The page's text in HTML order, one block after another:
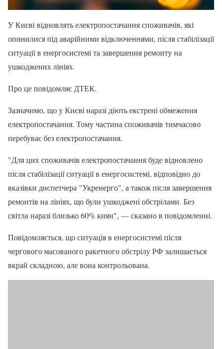
У Києві відновлять електропостачання споживачів, які
опинилися під аварійними відключеннями, після стабілізації
ситуації в енергосистемі та завершення ремонту на
ушкоджених лініях.
Про це повідомляє ДТЕК.
Зазначимо, що у Києві наразі діють екстрені обмеження
електропостачання. Тому частина споживачів тимчасово
перебуває без електропостачання.
"Для цих споживачів електропостачання буде відновлено
після стабілізації ситуації в енергосистемі, відповідно до
вказівки диспетчера "Укренерго", а також після завершення
ремонтів на лініях, що були ушкоджені обстрілами. Без
світла наразі близько 60% киян", — сказано в повідомленні.
Повідомляється, що ситуація в енергосистемі після
чергового масованого ракетного обстрілу РФ залишається
вкрай складною, але вона контрольована.